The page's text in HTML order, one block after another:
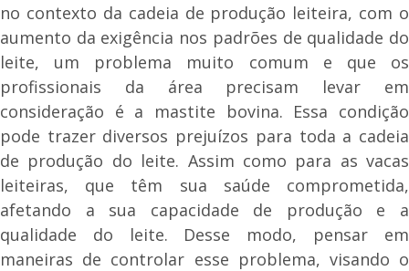
no contexto da cadeia de produção leiteira, com o
aumento da exigência nos padrões de qualidade do
leite, um problema muito comum e que os
profissionais da área precisam levar em
consideração é a mastite bovina. Essa condição
pode trazer diversos prejuízos para toda a cadeia
de produção do leite. Assim como para as vacas
leiteiras, que têm sua saúde comprometida,
afetando a sua capacidade de produção e a
qualidade do leite. Desse modo, pensar em
maneiras de controlar esse problema, visando o